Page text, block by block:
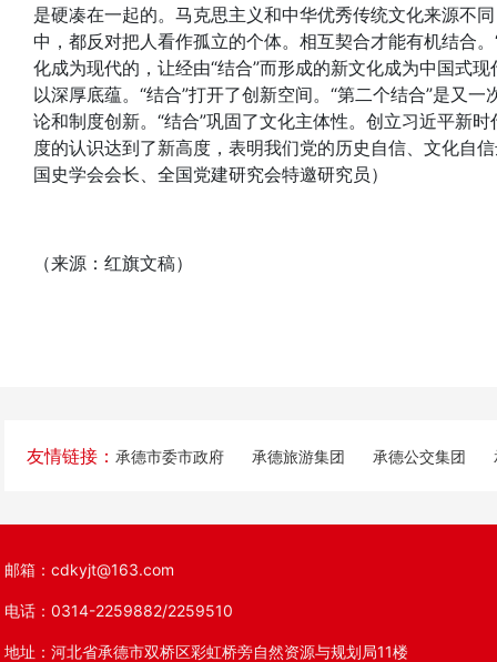
是硬凑在一起的。马克思主义和中华优秀传统文化来源不
中，都反对把人看作孤立的个体。相互契合才能有机结合
化成为现代的，让经由“结合”而形成的新文化成为中国式
以深厚底蕴。“结合”打开了创新空间。“第二个结合”是又
论和制度创新。“结合”巩固了文化主体性。创立习近平新
度的认识达到了新高度，表明我们党的历史自信、文化自
国史学会会长、全国党建研究会特邀研究员）
（来源：红旗文稿）
友情链接： 承德市委市政府 承德旅游集团 承德公交集团
邮箱：cdkyjt@163.com
电话：0314-2259882/2259510
地址：河北省承德市双桥区彩虹桥旁自然资源与规划局11楼